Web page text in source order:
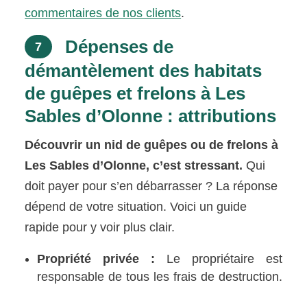
commentaires de nos clients.
7
Dépenses de
démantèlement des habitats
de guêpes et frelons à Les
Sables d’Olonne : attributions
Découvrir un nid de guêpes ou de frelons à
Les Sables d’Olonne, c’est stressant. Qui
doit payer pour s’en débarrasser ? La réponse
dépend de votre situation. Voici un guide
rapide pour y voir plus clair.
Propriété privée : Le propriétaire est
responsable de tous les frais de destruction.